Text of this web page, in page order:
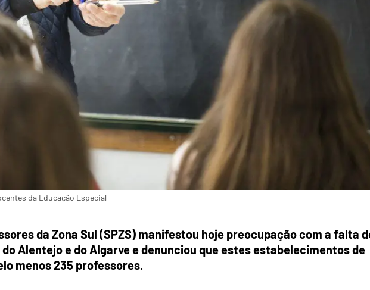
da Educação Especial
da Zona Sul (SPZS) manifestou hoje preocupação com a falta
Alentejo e do Algarve e denunciou que estes estabelecimentos de
menos 235 professores.